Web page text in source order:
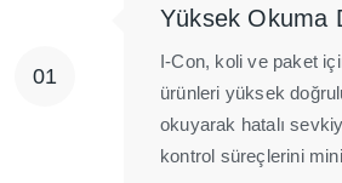
Yüksek Okuma
I-Con, koli ve paket
ürünleri yüksek
okuyarak hatalı
kontrol süreçlerini